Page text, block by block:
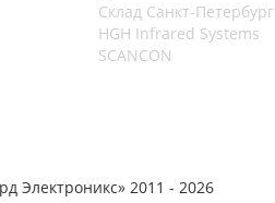
Cклад Санкт-Петербург
HGH Infrared Systems
SCANCON
Электроникс» 2011 - 2026